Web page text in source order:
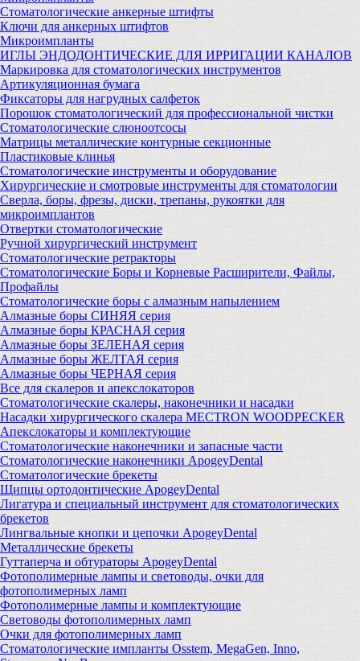
Стоматологические анкерные штифты
Ключи для анкерных штифтов
Микроимпланты
ИГЛЫ ЭНДОДОНТИЧЕСКИЕ ДЛЯ ИРРИГАЦИИ КАНАЛОВ
Маркировка для стоматологических инструментов
Артикуляционная бумага
Фиксаторы для нагрудных салфеток
Порошок стоматологический для профессиональной чистки
Стоматологические слюноотсосы
Матрицы металлические контурные секционные
Пластиковые клинья
Стоматологические инструменты и оборудование
Хирургические и смотровые инструменты для стоматологии
Сверла, боры, фрезы, диски, трепаны, рукоятки для
микроимплантов
Отвертки стоматологические
Ручной хирургический инструмент
Стоматологические ретракторы
Стоматологические Боры и Корневые Расширители, Файлы,
Профайлы
Стоматологические боры с алмазным напылением
Алмазные боры СИНЯЯ серия
Алмазные боры КРАСНАЯ серия
Алмазные боры ЗЕЛЕНАЯ серия
Алмазные боры ЖЕЛТАЯ серия
Алмазные боры ЧЕРНАЯ серия
Все для скалеров и апекслокаторов
Стоматологические скалеры, наконечники и насадки
Насадки хирургического скалера MECTRON WOODPECKER
Апекслокаторы и комплектующие
Стоматологические наконечники и запасные части
Стоматологические наконечники ApogeyDental
Стоматологические брекеты
Щипцы ортодонтические ApogeyDental
Лигатура и специальный инструмент для стоматологических
брекетов
Лингвальные кнопки и цепочки ApogeyDental
Металлические брекеты
Гуттаперча и обтураторы ApogeyDental
Фотополимерные лампы и световоды, очки для
фотополимерных ламп
Фотополимерные лампы и комплектующие
Световоды фотополимерных ламп
Очки для фотополимерных ламп
Стоматологические импланты Osstem, MegaGen, Inno,